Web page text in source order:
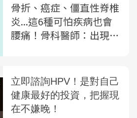
骨折、癌症、僵直性脊椎
炎...這6種可怕疾病也會
腰痛！骨科醫師：出現4